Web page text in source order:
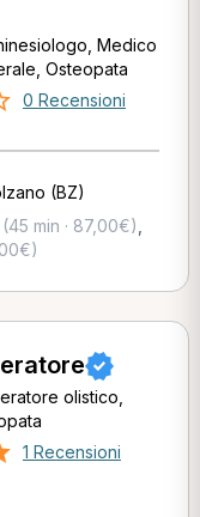
Medico
Osteopata
0 Recensioni
(BZ)
(45 min · 87,00€)
olistico,
1 Recensioni